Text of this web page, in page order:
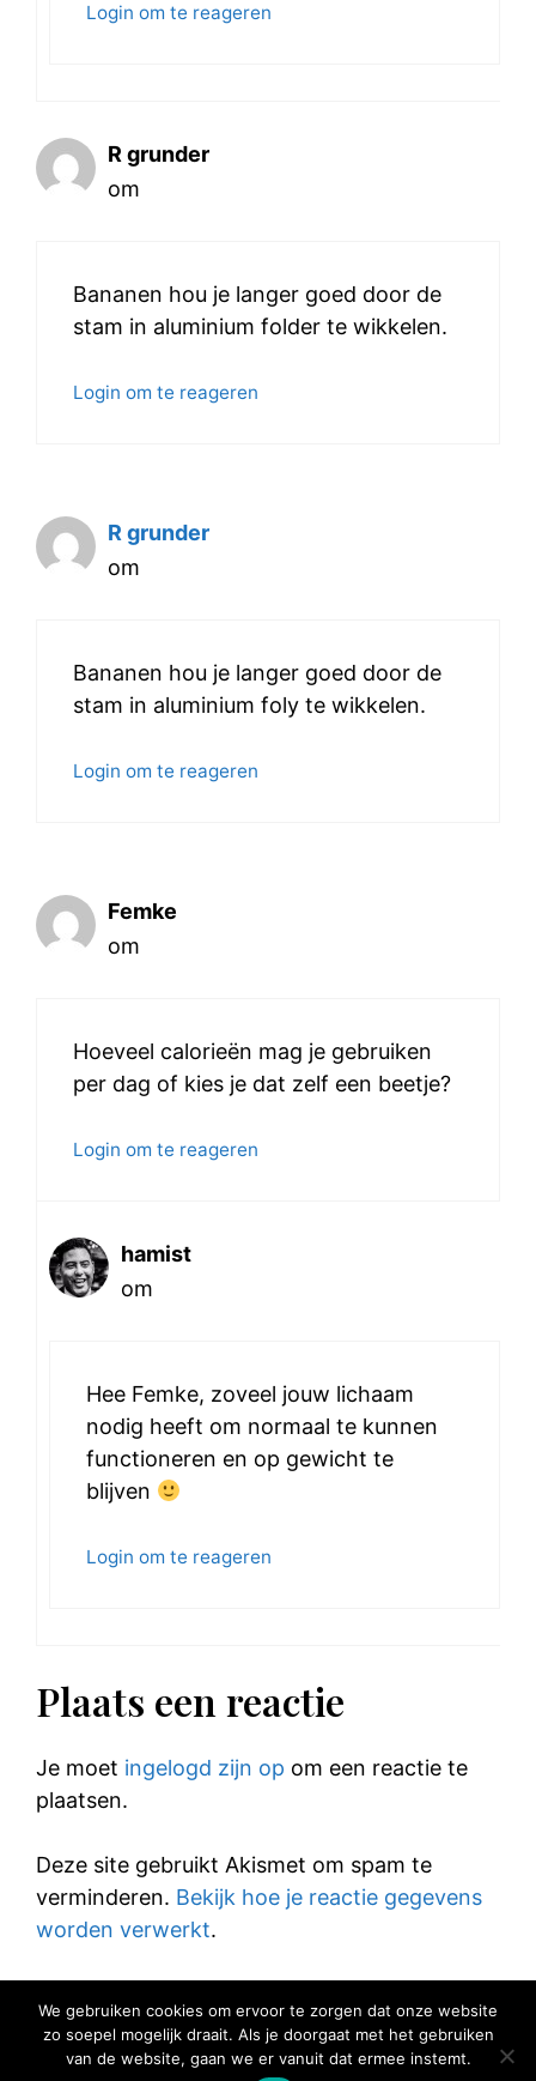
Login om te reageren
R grunder
om
Bananen hou je langer goed door de
stam in aluminium folder te wikkelen.
Login om te reageren
R grunder
om
Bananen hou je langer goed door de
stam in aluminium foly te wikkelen.
Login om te reageren
Femke
om
Hoeveel calorieën mag je gebruiken
per dag of kies je dat zelf een beetje?
Login om te reageren
hamist
om
Hee Femke, zoveel jouw lichaam
nodig heeft om normaal te kunnen
functioneren en op gewicht te
blijven
Login om te reageren
Plaats een reactie
Je moet ingelogd zijn op om een reactie te
plaatsen.
Deze site gebruikt Akismet om spam te
verminderen. Bekijk hoe je reactie gegevens
worden verwerkt.
© 2025 Elke Hap Telt
We gebruiken cookies om ervoor te zorgen dat onze website
zo soepel mogelijk draait. Als je doorgaat met het gebruiken
van de website, gaan we er vanuit dat ermee instemt.